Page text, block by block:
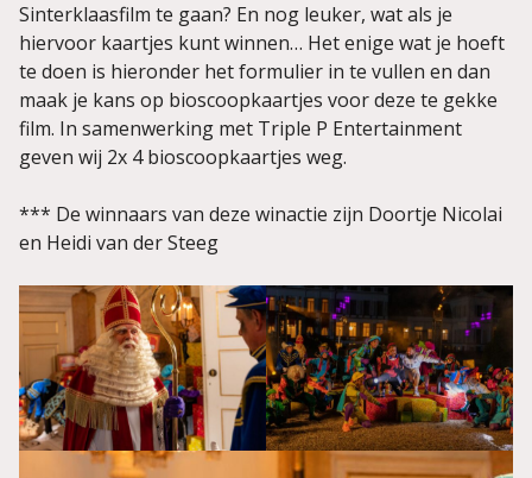
Sinterklaasfilm te gaan? En nog leuker, wat als je
hiervoor kaartjes kunt winnen… Het enige wat je hoeft
te doen is hieronder het formulier in te vullen en dan
maak je kans op bioscoopkaartjes voor deze te gekke
film. In samenwerking met Triple P Entertainment
geven wij 2x 4 bioscoopkaartjes weg.
*** De winnaars van deze winactie zijn Doortje Nicolai
en Heidi van der Steeg